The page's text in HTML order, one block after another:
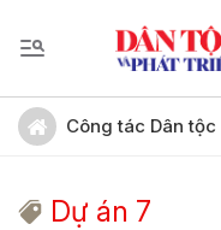
Công tác Dân tộc
Dự án 7